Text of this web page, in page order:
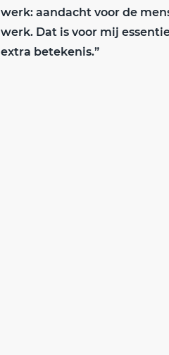
werk: aandacht voor de
werk. Dat is voor mij
extra betekenis.”